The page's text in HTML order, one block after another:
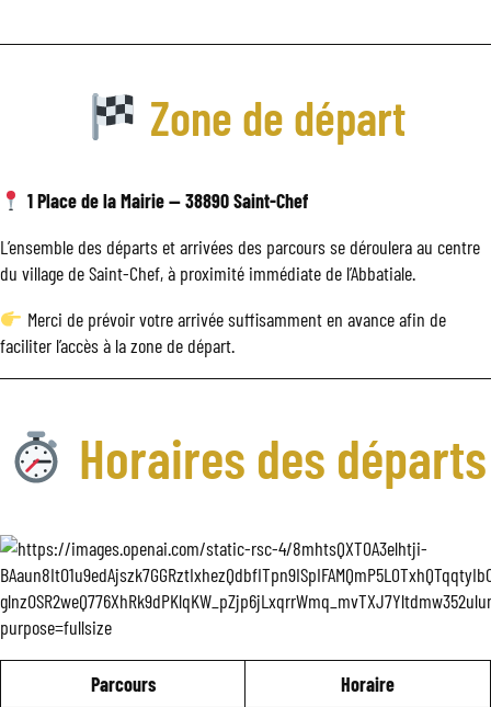
Zone de départ
1 Place de la Mairie — 38890 Saint-Chef
L’ensemble des départs et arrivées des parcours se déroulera au centre
du village de Saint-Chef, à proximité immédiate de l’Abbatiale.
Merci de prévoir votre arrivée suffisamment en avance afin de
faciliter l’accès à la zone de départ.
Horaires des départs
Parcours Horaire